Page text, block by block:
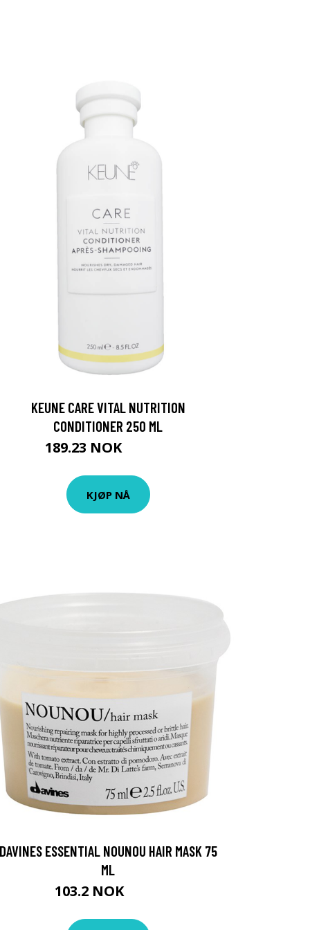
KEUNE CARE VITAL NUTRITION
CONDITIONER 250 ML
189.23 NOK
KJØP NÅ
DAVINES ESSENTIAL NOUNOU HAIR MASK 75
ML
103.2 NOK